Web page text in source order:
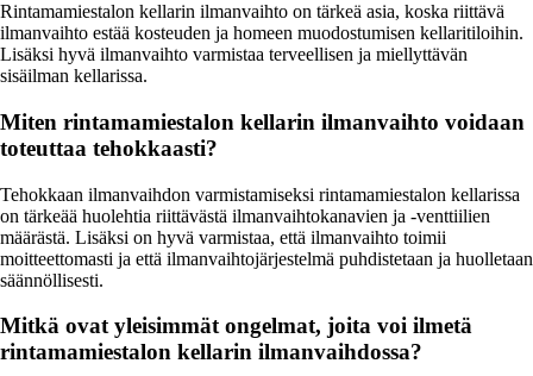
Rintamamiestalon kellarin ilmanvaihto on tärkeä asia, koska riittävä
ilmanvaihto estää kosteuden ja homeen muodostumisen kellaritiloihin.
Lisäksi hyvä ilmanvaihto varmistaa terveellisen ja miellyttävän
sisäilman kellarissa.
Miten rintamamiestalon kellarin ilmanvaihto voidaan
toteuttaa tehokkaasti?
Tehokkaan ilmanvaihdon varmistamiseksi rintamamiestalon kellarissa
on tärkeää huolehtia riittävästä ilmanvaihtokanavien ja -venttiilien
määrästä. Lisäksi on hyvä varmistaa, että ilmanvaihto toimii
moitteettomasti ja että ilmanvaihtojärjestelmä puhdistetaan ja huolletaan
säännöllisesti.
Mitkä ovat yleisimmät ongelmat, joita voi ilmetä
rintamamiestalon kellarin ilmanvaihdossa?